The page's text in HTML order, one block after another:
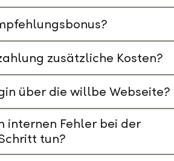
zusätzliche Kosten?
über die willbe Webseite?
internen Fehler bei der
tun?